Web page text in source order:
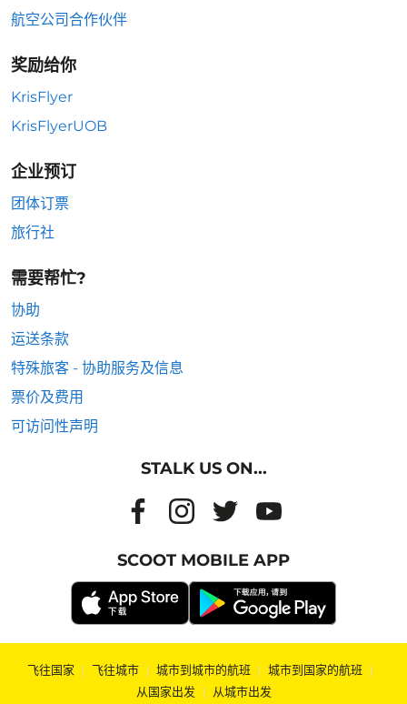
航空公司合作伙伴
奖励给你
KrisFlyer
KrisFlyerUOB
企业预订
团体订票
旅行社
需要帮忙?
协助
运送条款
特殊旅客 - 协助服务及信息
票价及费用
可访问性声明
STALK US ON...
SCOOT MOBILE APP
飞往国家 | 飞往城市 | 城市到城市的航班 | 城市到国家的航班 |
从国家出发 | 从城市出发